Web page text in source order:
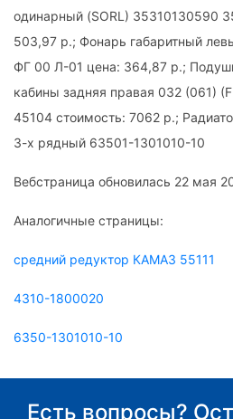
одинарный (SORL) 35310130590
503,97 р.; Фонарь габаритный
ФГ 00 Л-01 цена: 364,87 р.;
кабины задняя правая 032 (061)
45104 стоимость: 7062 р.;
3-х рядный 63501-1301010-10
Вебстраница обновилась 22 мая
Аналогичные страницы:
средний редуктор КАМАЗ 55111
4310-1800020
6350-1301010-10
Есть вопросы?